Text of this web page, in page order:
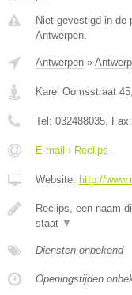
Niet gevestigd in de
Antwerpen.
Antwerpen »
Karel Oomsstraat 45
Tel: 032488035 , Fax:
E-mail › Reclips
Website: http://
Reclips, een naam
staat ▼
Diensten onbekend
Openingstijden